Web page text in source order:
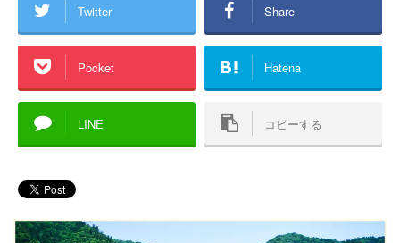
Twitter Share
Pocket Hatena
LINE コピーする